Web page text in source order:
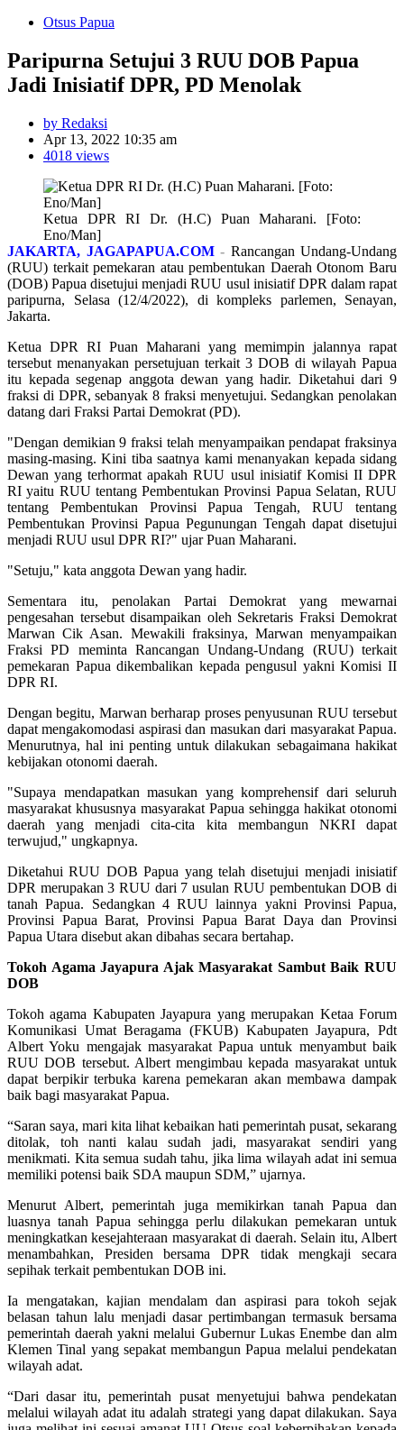
Otsus Papua
Paripurna Setujui 3 RUU DOB Papua
Jadi Inisiatif DPR, PD Menolak
by Redaksi
Apr 13, 2022 10:35 am
4018 views
Ketua DPR RI Dr. (H.C) Puan Maharani. [Foto:
Eno/Man]
JAKARTA, JAGAPAPUA.COM- Rancangan Undang-Undang
(RUU) terkait pemekaran atau pembentukan Daerah Otonom Baru
(DOB) Papua disetujui menjadi RUU usul inisiatif DPR dalam rapat
paripurna, Selasa (12/4/2022), di kompleks parlemen, Senayan,
Jakarta.
Ketua DPR RI Puan Maharani yang memimpin jalannya rapat
tersebut menanyakan persetujuan terkait 3 DOB di wilayah Papua
itu kepada segenap anggota dewan yang hadir. Diketahui dari 9
fraksi di DPR, sebanyak 8 fraksi menyetujui. Sedangkan penolakan
datang dari Fraksi Partai Demokrat (PD).
"Dengan demikian 9 fraksi telah menyampaikan pendapat fraksinya
masing-masing. Kini tiba saatnya kami menanyakan kepada sidang
Dewan yang terhormat apakah RUU usul inisiatif Komisi II DPR
RI yaitu RUU tentang Pembentukan Provinsi Papua Selatan, RUU
tentang Pembentukan Provinsi Papua Tengah, RUU tentang
Pembentukan Provinsi Papua Pegunungan Tengah dapat disetujui
menjadi RUU usul DPR RI?" ujar Puan Maharani.
"Setuju," kata anggota Dewan yang hadir.
Sementara itu, penolakan Partai Demokrat yang mewarnai
pengesahan tersebut disampaikan oleh Sekretaris Fraksi Demokrat
Marwan Cik Asan. Mewakili fraksinya, Marwan menyampaikan
Fraksi PD meminta Rancangan Undang-Undang (RUU) terkait
pemekaran Papua dikembalikan kepada pengusul yakni Komisi II
DPR RI.
Dengan begitu, Marwan berharap proses penyusunan RUU tersebut
dapat mengakomodasi aspirasi dan masukan dari masyarakat Papua.
Menurutnya, hal ini penting untuk dilakukan sebagaimana hakikat
kebijakan otonomi daerah.
"Supaya mendapatkan masukan yang komprehensif dari seluruh
masyarakat khususnya masyarakat Papua sehingga hakikat otonomi
daerah yang menjadi cita-cita kita membangun NKRI dapat
terwujud," ungkapnya.
Diketahui RUU DOB Papua yang telah disetujui menjadi inisiatif
DPR merupakan 3 RUU dari 7 usulan RUU pembentukan DOB di
tanah Papua. Sedangkan 4 RUU lainnya yakni Provinsi Papua,
Provinsi Papua Barat, Provinsi Papua Barat Daya dan Provinsi
Papua Utara disebut akan dibahas secara bertahap.
Tokoh Agama Jayapura Ajak Masyarakat Sambut Baik RUU
DOB
Tokoh agama Kabupaten Jayapura yang merupakan Ketaa Forum
Komunikasi Umat Beragama (FKUB) Kabupaten Jayapura, Pdt
Albert Yoku mengajak masyarakat Papua untuk menyambut baik
RUU DOB tersebut. Albert mengimbau kepada masyarakat untuk
dapat berpikir terbuka karena pemekaran akan membawa dampak
baik bagi masyarakat Papua.
“Saran saya, mari kita lihat kebaikan hati pemerintah pusat, sekarang
ditolak, toh nanti kalau sudah jadi, masyarakat sendiri yang
menikmati. Kita semua sudah tahu, jika lima wilayah adat ini semua
memiliki potensi baik SDA maupun SDM,” ujarnya.
Menurut Albert, pemerintah juga memikirkan tanah Papua dan
luasnya tanah Papua sehingga perlu dilakukan pemekaran untuk
meningkatkan kesejahteraan masyarakat di daerah. Selain itu, Albert
menambahkan, Presiden bersama DPR tidak mengkaji secara
sepihak terkait pembentukan DOB ini.
Ia mengatakan, kajian mendalam dan aspirasi para tokoh sejak
belasan tahun lalu menjadi dasar pertimbangan termasuk bersama
pemerintah daerah yakni melalui Gubernur Lukas Enembe dan alm
Klemen Tinal yang sepakat membangun Papua melalui pendekatan
wilayah adat.
“Dari dasar itu, pemerintah pusat menyetujui bahwa pendekatan
melalui wilayah adat itu adalah strategi yang dapat dilakukan. Saya